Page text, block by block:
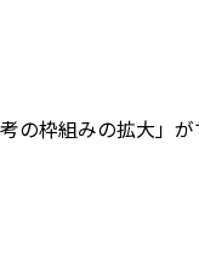
枠組みの拡大」が